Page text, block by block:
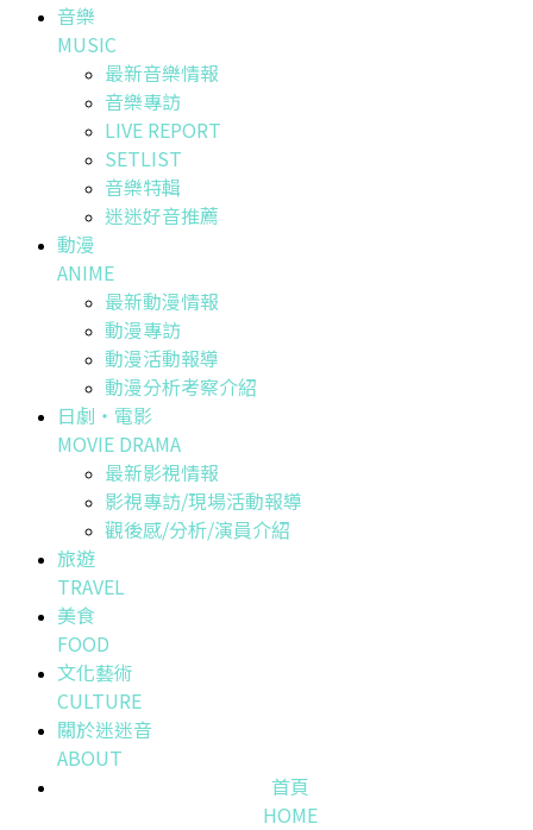
音樂
MUSIC
最新音樂情報
音樂專訪
LIVE REPORT
SETLIST
音樂特輯
迷迷好音推薦
動漫
ANIME
最新動漫情報
動漫專訪
動漫活動報導
動漫分析考察介紹
日劇・電影
MOVIE DRAMA
最新影視情報
影視專訪/現場活動報導
觀後感/分析/演員介紹
旅遊
TRAVEL
美食
FOOD
文化藝術
CULTURE
關於迷迷音
ABOUT
首頁
HOME